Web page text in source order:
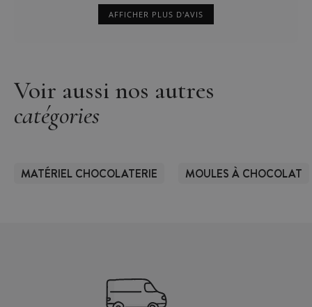
AFFICHER PLUS D'AVIS
Voir aussi nos autres
catégories
MATÉRIEL CHOCOLATERIE MOULES À CHOCOLAT